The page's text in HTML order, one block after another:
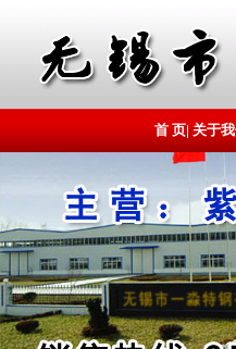
首 页| 关于